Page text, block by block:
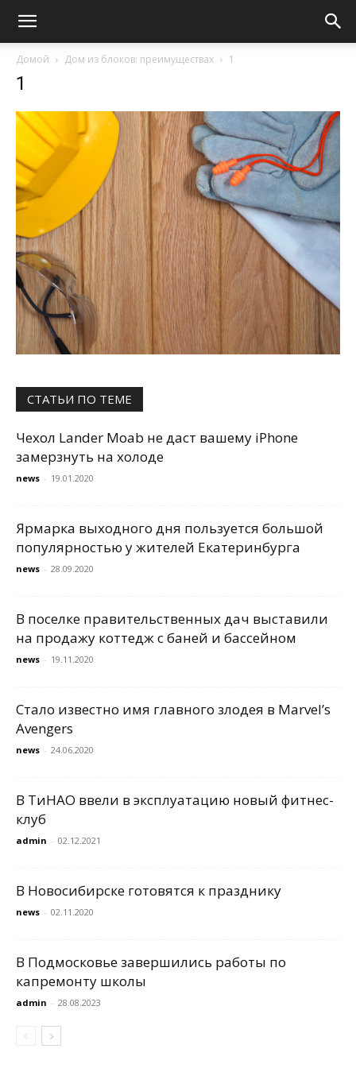
Домой Дом из блоков: преимуществах 1
1
СТАТЬИ ПО ТЕМЕ
Чехол Lander Moab не даст вашему iPhone
замерзнуть на холоде
news - 19.01.2020
Ярмарка выходного дня пользуется большой
популярностью у жителей Екатеринбурга
news - 28.09.2020
В поселке правительственных дач выставили
на продажу коттедж с баней и бассейном
news - 19.11.2020
Стало известно имя главного злодея в Marvel’s
Avengers
news - 24.06.2020
В ТиНАО ввели в эксплуатацию новый фитнес-
клуб
admin - 02.12.2021
В Новосибирске готовятся к празднику
news - 02.11.2020
В Подмосковье завершились работы по
капремонту школы
admin - 28.08.2023